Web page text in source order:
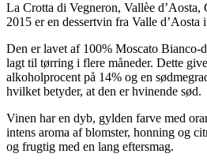
La Crotta di Vegneron, Vallèe d’Aosta,
2015 er en dessertvin fra Valle d’Aosta
Den er lavet af 100% Moscato Bianco-
lagt til tørring i flere måneder. Dette
alkoholprocent på 14% og en
hvilket betyder, at den er hvinende sød.
Vinen har en dyb, gylden farve med
intens aroma af blomster, honning og
og frugtig med en lang eftersmag.